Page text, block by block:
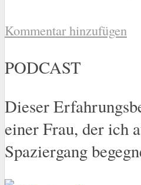
Kommentar hinzufügen
PODCAST
Dieser
einer Frau, der ich
Spaziergang